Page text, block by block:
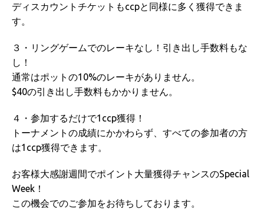
ディスカウントチケットもccpと同様に多く獲得できま
す。
３・リングゲームでのレーキなし！引き出し手数料もな
し！
通常はポットの10%のレーキがありません。
$40の引き出し手数料もかかりません。
４・参加するだけで1ccp獲得！
トーナメントの成績にかかわらず、すべての参加者の方
は1ccp獲得できます。
お客様大感謝週間でポイント大量獲得チャンスのSpecial
Week！
この機会でのご参加をお待ちしております。